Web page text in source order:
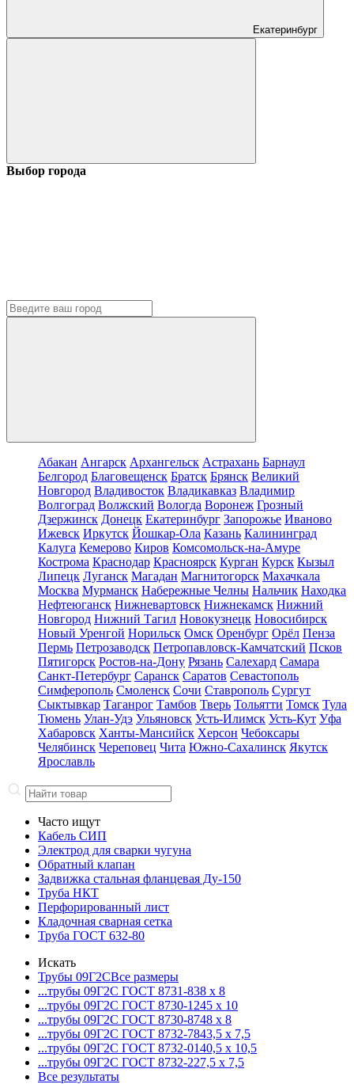
Екатеринбург
Выбор города
Абакан Ангарск Архангельск Астрахань Барнаул
Белгород Благовещенск Братск Брянск Великий
Новгород Владивосток Владикавказ Владимир
Волгоград Волжский Вологда Воронеж Грозный
Дзержинск Донецк Екатеринбург Запорожье Иваново
Ижевск Иркутск Йошкар-Ола Казань Калининград
Калуга Кемерово Киров Комсомольск-на-Амуре
Кострома Краснодар Красноярск Курган Курск Кызыл
Липецк Луганск Магадан Магнитогорск Махачкала
Москва Мурманск Набережные Челны Нальчик Находка
Нефтеюганск Нижневартовск Нижнекамск Нижний
Новгород Нижний Тагил Новокузнецк Новосибирск
Новый Уренгой Норильск Омск Оренбург Орёл Пенза
Пермь Петрозаводск Петропавловск-Камчатский Псков
Пятигорск Ростов-на-Дону Рязань Салехард Самара
Санкт-Петербург Саранск Саратов Севастополь
Симферополь Смоленск Сочи Ставрополь Сургут
Сыктывкар Таганрог Тамбов Тверь Тольятти Томск Тула
Тюмень Улан-Удэ Ульяновск Усть-Илимск Усть-Кут Уфа
Хабаровск Ханты-Мансийск Херсон Чебоксары
Челябинск Череповец Чита Южно-Сахалинск Якутск
Ярославль
Часто ищут
Кабель СИП
Электрод для сварки чугуна
Обратный клапан
Задвижка стальная фланцевая Ду-150
Труба НКТ
Перфорированный лист
Кладочная сварная сетка
Труба ГОСТ 632-80
Искать
Трубы 09Г2СВсе размеры
...трубы 09Г2С ГОСТ 8731-838 x 8
...трубы 09Г2С ГОСТ 8730-1245 x 10
...трубы 09Г2С ГОСТ 8730-8748 x 8
...трубы 09Г2С ГОСТ 8732-7843,5 x 7,5
...трубы 09Г2С ГОСТ 8732-0140,5 x 10,5
...трубы 09Г2С ГОСТ 8732-227,5 x 7,5
Все результаты